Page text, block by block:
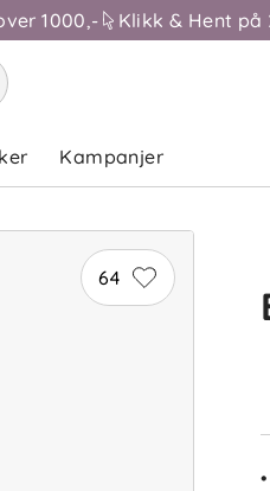
1000,- Klikk & Hent
Kampanjer
64